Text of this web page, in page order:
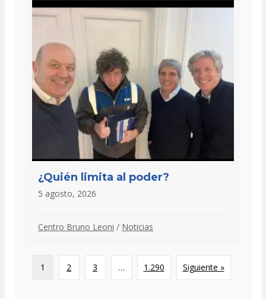
¿Quién limita al poder?
5 agosto, 2026
Centro Bruno Leoni / Noticias
1 2 3 … 1.290 Siguiente »